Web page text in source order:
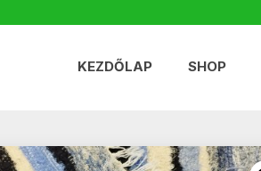
KEZDŐLAP SHOP